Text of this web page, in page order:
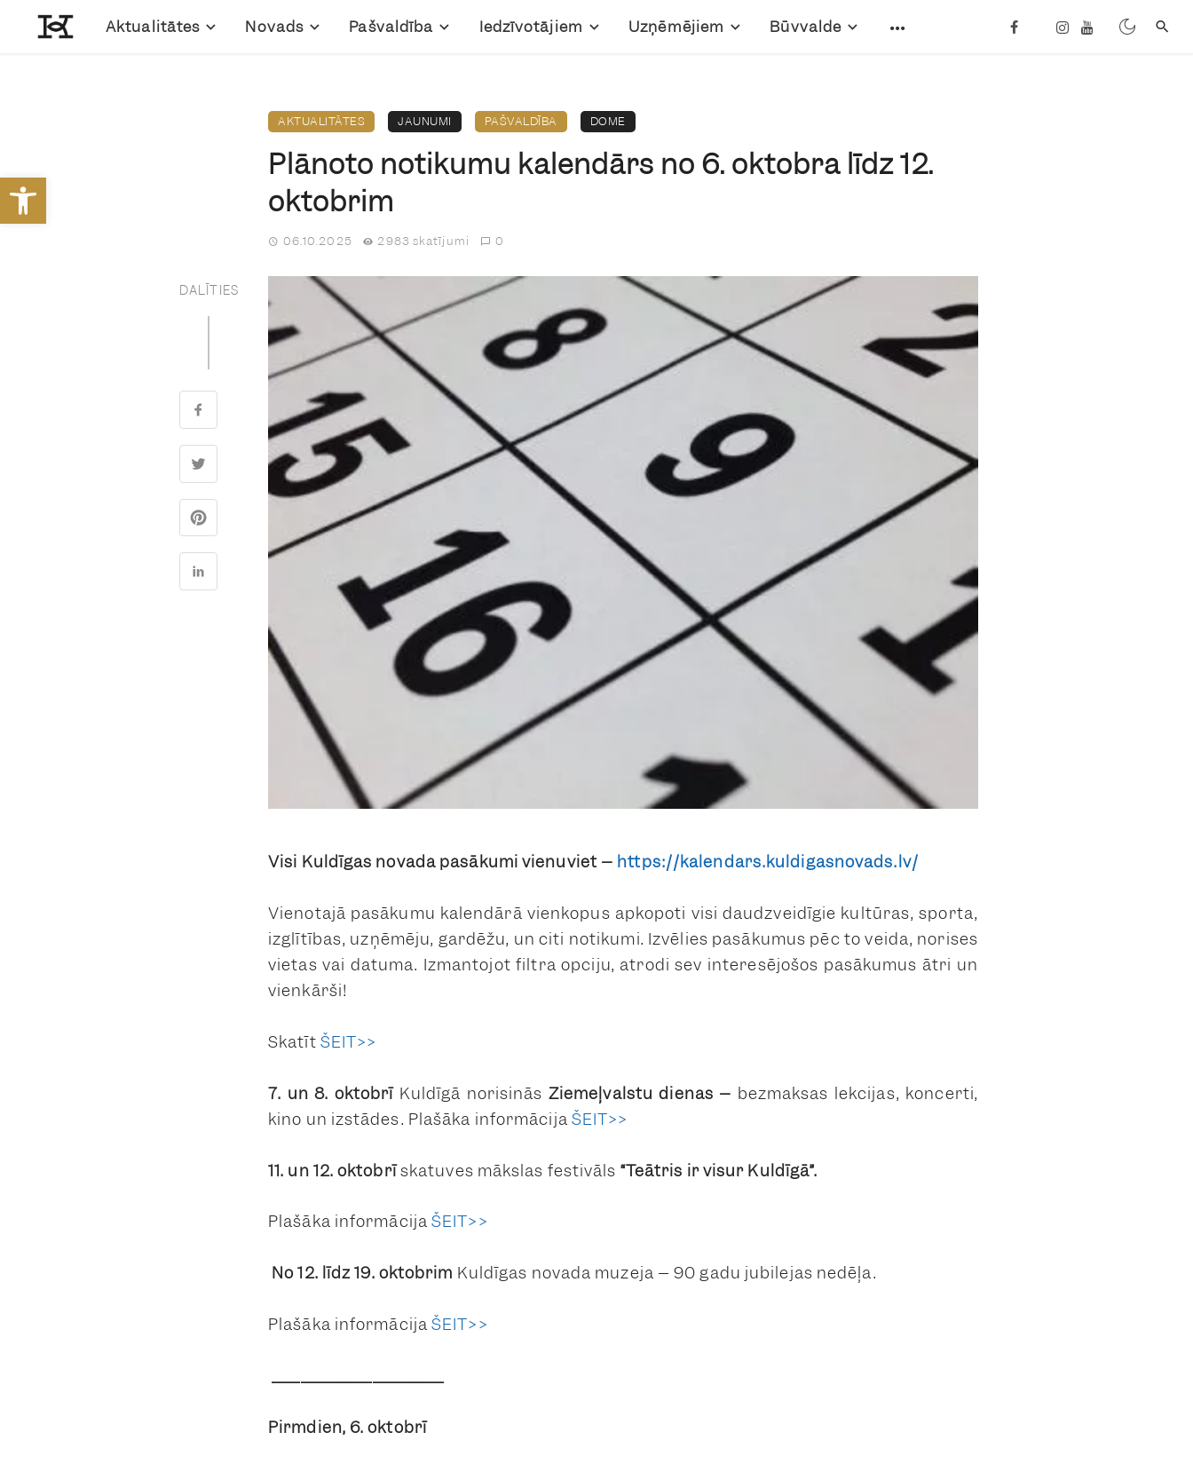
Open toolbar
Aktualitātes Novads Pašvaldība Iedzīvotājiem Uzņēmējiem Būvvalde
AKTUALITĀTES JAUNUMI PAŠVALDĪBA DOME
Plānoto notikumu kalendārs no 6. oktobra līdz 12.
oktobrim
06.10.2025 2983 skatījumi 0
DALĪTIES
Visi Kuldīgas novada pasākumi vienuviet – https://kalendars.kuldigasnovads.lv/
Vienotajā pasākumu kalendārā vienkopus apkopoti visi daudzveidīgie kultūras, sporta,
izglītības, uzņēmēju, gardēžu, un citi notikumi. Izvēlies pasākumus pēc to veida, norises
vietas vai datuma. Izmantojot filtra opciju, atrodi sev interesējošos pasākumus ātri un
vienkārši!
Skatīt ŠEIT>>
7. un 8. oktobrīKuldīgā norisinās Ziemeļvalstu dienas – bezmaksas lekcijas, koncerti,
kino un izstādes. Plašāka informācija ŠEIT>>
11. un 12. oktobrīskatuves mākslas festivāls “Teātris ir visur Kuldīgā”.
Plašāka informācijaŠEIT>>
No 12. līdz 19. oktobrim Kuldīgas novada muzeja – 90 gadu jubilejas nedēļa.
Plašāka informācijaŠEIT>>
Pirmdien, 6. oktobrī